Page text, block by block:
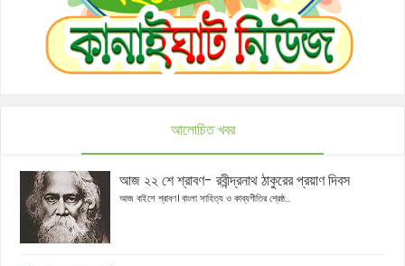
আলোচিত খবর
আজ ২২ শে শ্রাবণ- রবীন্দ্রনাথ ঠাকুরের প্রয়াণ দিবস
আজ বাইশে শ্রাবণ। বাংলা সাহিত্য ও কাব্যগীতির শ্রেষ্ঠ...